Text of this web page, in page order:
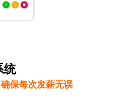
统
保每次发薪无误